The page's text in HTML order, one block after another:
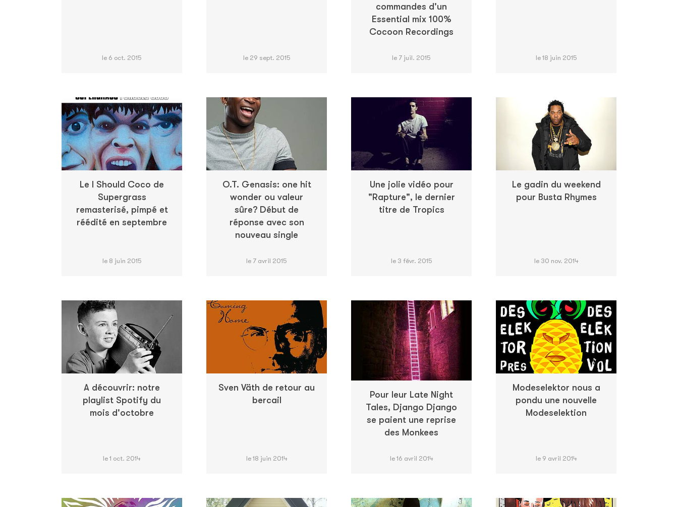
le 6 oct. 2015 le 29 sept. 2015
commandes d'un
Essential mix 100%
Cocoon Recordings
le 7 juil. 2015 le 18 juin 2015
Le I Should Coco de
Supergrass
remasterisé, pimpé et
réédité en septembre
le 8 juin 2015
O.T. Genasis: one hit
wonder ou valeur
sûre? Début de
réponse avec son
nouveau single
le 7 avril 2015
Une jolie vidéo pour
"Rapture", le dernier
titre de Tropics
le 3 févr. 2015
Le gadin du weekend
pour Busta Rhymes
le 30 nov. 2014
A découvrir: notre
playlist Spotify du
mois d'octobre
le 1 oct. 2014
Sven Väth de retour au
bercail
le 18 juin 2014
Pour leur Late Night
Tales, Django Django
se paient une reprise
des Monkees
le 16 avril 2014
Modeselektor nous a
pondu une nouvelle
Modeselektion
le 9 avril 2014